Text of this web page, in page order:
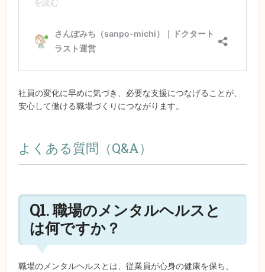
社員の変化に早めに気づき、必要な支援につなげることが、
安心して働ける職場づくりにつながります。
よくある質問（Q&A）
Q1. 職場のメンタルヘルスと
は何ですか？
職場のメンタルヘルスとは、従業員が心身の健康を保ち、